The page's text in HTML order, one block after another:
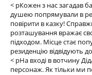
< pКожен з нас загадав
душею попрямували в
повірити в казку!
розташування вражає
підходом. Місце стає
резиденцію відвідують
< pНа вході в вотчину
персонаж. Як тільки ми